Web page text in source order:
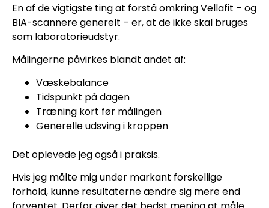
En af de vigtigste ting at forstå omkring Vellafit – og
BIA-scannere generelt – er, at de ikke skal bruges
som laboratorieudstyr.
Målingerne påvirkes blandt andet af:
Væskebalance
Tidspunkt på dagen
Træning kort før målingen
Generelle udsving i kroppen
Det oplevede jeg også i praksis.
Hvis jeg målte mig under markant forskellige
forhold, kunne resultaterne ændre sig mere end